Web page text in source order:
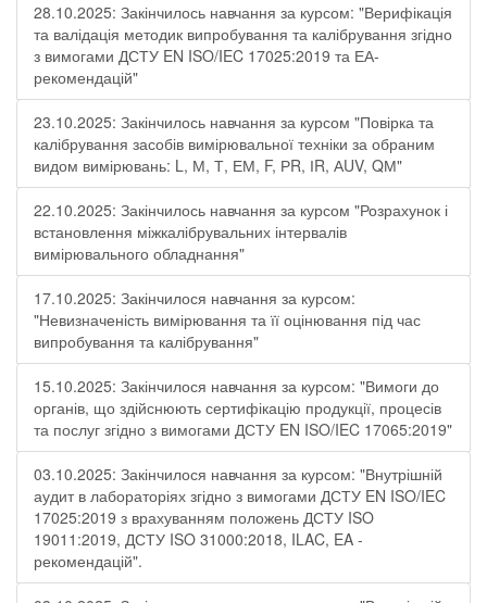
28.10.2025: Закінчилось навчання за курсом: "Верифікація
та валідація методик випробування та калібрування згідно
з вимогами ДСТУ EN ISO/IEC 17025:2019 та ЕА-
рекомендацій"
23.10.2025: Закінчилось навчання за курсом "Повірка та
калібрування засобів вимірювальної техніки за обраним
видом вимірювань: L, М, Т, ЕМ, F, РR, ІR, АUV, QМ"
22.10.2025: Закінчилось навчання за курсом "Розрахунок і
встановлення міжкалібрувальних інтервалів
вимірювального обладнання"
17.10.2025: Закінчилося навчання за курсом:
"Невизначеність вимірювання та її оцінювання під час
випробування та калібрування"
15.10.2025: Закінчилося навчання за курсом: "Вимоги до
органів, що здійснюють сертифікацію продукції, процесів
та послуг згідно з вимогами ДСТУ EN ISO/IEC 17065:2019"
03.10.2025: Закінчилося навчання за курсом: "Внутрішній
аудит в лабораторіях згідно з вимогами ДСТУ EN ISO/IEC
17025:2019 з врахуванням положень ДСТУ ISO
19011:2019, ДСТУ ISO 31000:2018, ILAC, EA -
рекомендацій".